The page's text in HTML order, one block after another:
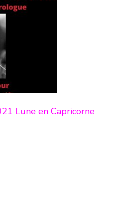
Lune en Capricorne